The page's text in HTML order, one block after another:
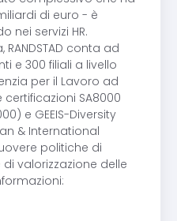
di euro - è
nei servizi HR.
RANDSTAD conta ad
e 300 filiali a livello
per il Lavoro ad
SA8000
e GEEIS-Diversity
& International
politiche di
valorizzazione delle